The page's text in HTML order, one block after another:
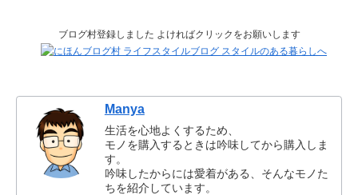
ブログ村登録しました よければクリックをお願いします
Manya
生活を心地よくするため、
モノを購入するときは吟味してから購入しま
す。
吟味したからには愛着がある、そんなモノた
ちを紹介しています。